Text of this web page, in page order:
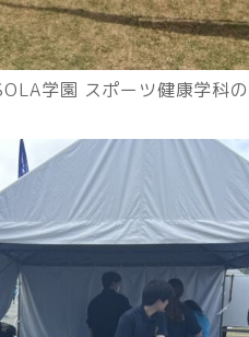
学園 スポーツ健康学科